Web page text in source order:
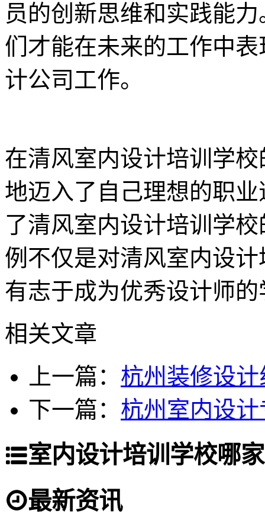
员的创新思维和实践能
们才能在未来的工作中
计公司工作。
在清风室内设计培训学
地迈入了自己理想的职
了清风室内设计培训学
例不仅是对清风室内设
有志于成为优秀设计师
相关文章
上一篇： 杭州装修设
下一篇： 杭州室内设
室内设计培训学校哪
最新资讯